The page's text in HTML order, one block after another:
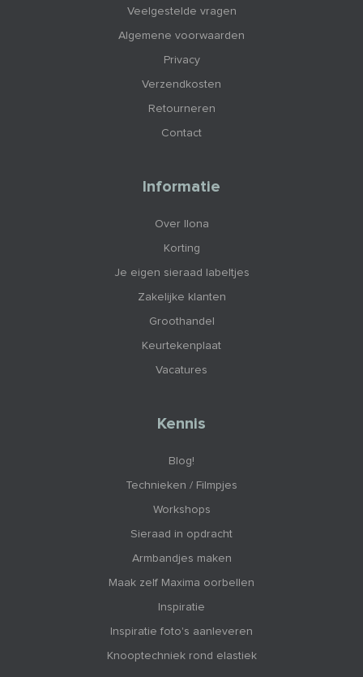
Veelgestelde vragen
Algemene voorwaarden
Privacy
Verzendkosten
Retourneren
Contact
Informatie
Over Ilona
Korting
Je eigen sieraad labeltjes
Zakelijke klanten
Groothandel
Keurtekenplaat
Vacatures
Kennis
Blog!
Technieken / Filmpjes
Workshops
Sieraad in opdracht
Armbandjes maken
Maak zelf Maxima oorbellen
Inspiratie
Inspiratie foto's aanleveren
Knooptechniek rond elastiek